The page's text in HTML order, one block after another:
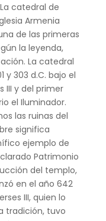
catedral de
Armenia
de las primeras
la leyenda,
La catedral
y 303 d.C. bajo el
III y del primer
el Iluminador.
las ruinas del
significa
ejemplo de
Patrimonio
del templo,
en el año 642
III, quien lo
tradición, tuvo